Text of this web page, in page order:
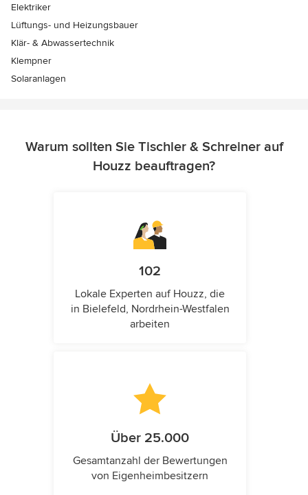
Elektriker
Lüftungs- und Heizungsbauer
Klär- & Abwassertechnik
Klempner
Solaranlagen
Warum sollten Sie Tischler & Schreiner auf
Houzz beauftragen?
102
Lokale Experten auf Houzz, die
in Bielefeld, Nordrhein-Westfalen
arbeiten
Über 25.000
Gesamtanzahl der Bewertungen
von Eigenheimbesitzern